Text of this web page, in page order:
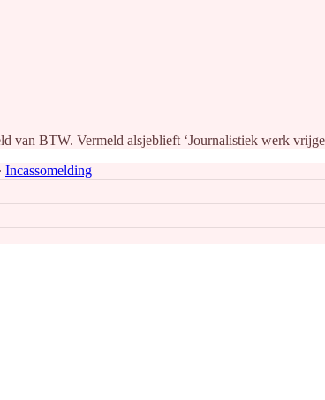
van BTW. Vermeld alsjeblieft ‘Journalistiek werk
∙ Incassomelding